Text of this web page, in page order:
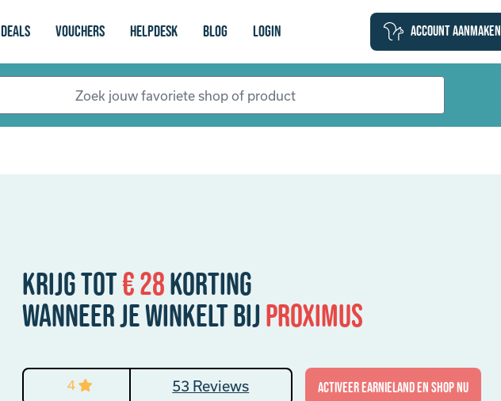
Deals vouchers Helpdesk Blog login Account aanmaken
Krijg tot€ 28korting
Wanneer je winkelt bijProximus
4 53 Reviews activeer Earnieland en shop nu